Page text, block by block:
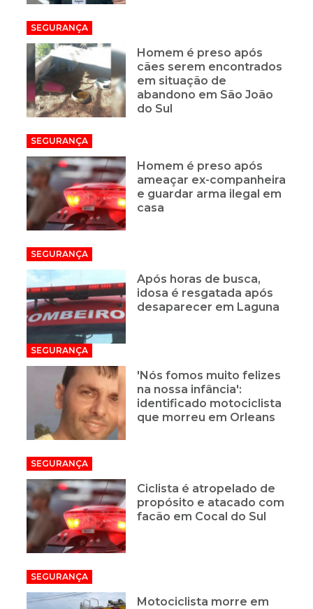
SEGURANÇA
Homem é preso após
cães serem encontrados
em situação de
abandono em São João
do Sul
SEGURANÇA
Homem é preso após
ameaçar ex-companheira
e guardar arma ilegal em
casa
SEGURANÇA
Após horas de busca,
idosa é resgatada após
desaparecer em Laguna
SEGURANÇA
'Nós fomos muito felizes
na nossa infância':
identificado motociclista
que morreu em Orleans
SEGURANÇA
Ciclista é atropelado de
propósito e atacado com
facão em Cocal do Sul
SEGURANÇA
Motociclista morre em